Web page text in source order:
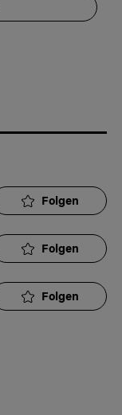
Folgen
Folgen
Folgen